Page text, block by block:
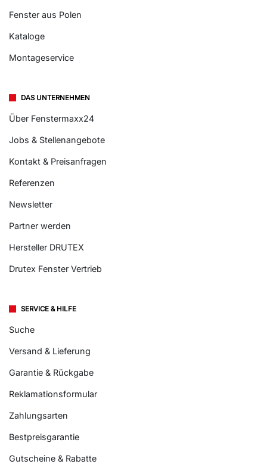
Fenster aus Polen
Kataloge
Montageservice
DAS UNTERNEHMEN
Über Fenstermaxx24
Jobs & Stellenangebote
Kontakt & Preisanfragen
Referenzen
Newsletter
Partner werden
Hersteller DRUTEX
Drutex Fenster Vertrieb
SERVICE & HILFE
Suche
Versand & Lieferung
Garantie & Rückgabe
Reklamationsformular
Zahlungsarten
Bestpreisgarantie
Gutscheine & Rabatte